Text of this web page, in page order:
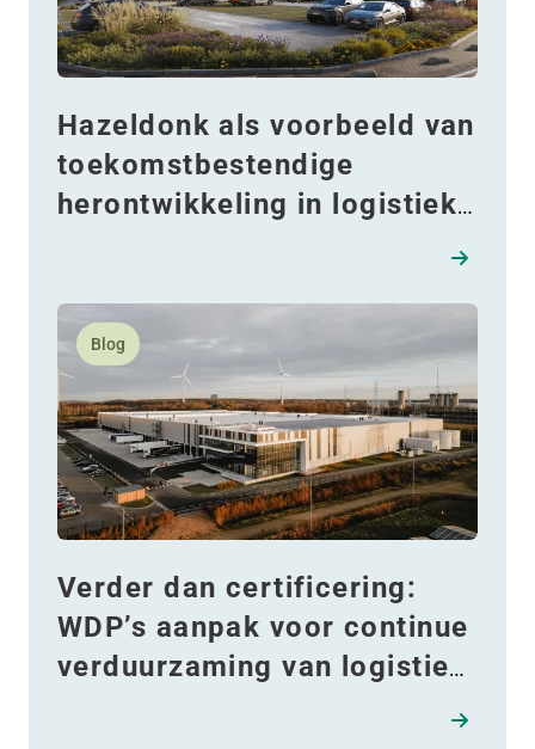
Hazeldonk als voorbeeld van
toekomstbestendige
herontwikkeling in logistiek
Blog
Verder dan certificering:
WDP’s aanpak voor continue
verduurzaming van logistiek
Lees meer over Verder dan certificering: WDP’s